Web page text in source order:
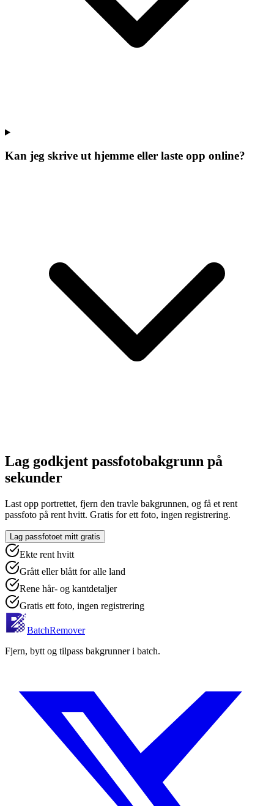
Kan jeg skrive ut hjemme eller laste opp online?
Lag godkjent passfotobakgrunn på
sekunder
Last opp portrettet, fjern den travle bakgrunnen, og få et rent
passfoto på rent hvitt. Gratis for ett foto, ingen registrering.
Lag passfotoet mitt gratis
Ekte rent hvitt
Grått eller blått for alle land
Rene hår- og kantdetaljer
Gratis ett foto, ingen registrering
BatchRemover
Fjern, bytt og tilpass bakgrunner i batch.